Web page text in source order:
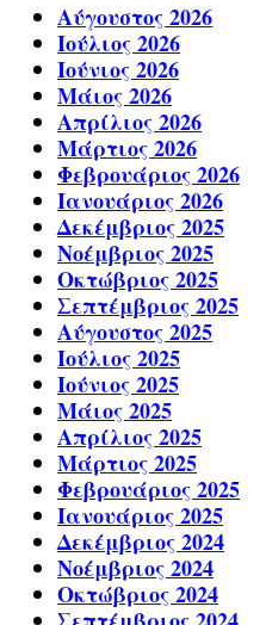
Αύγουστος 2026
Ιούλιος 2026
Ιούνιος 2026
Μάιος 2026
Απρίλιος 2026
Μάρτιος 2026
Φεβρουάριος 2026
Ιανουάριος 2026
Δεκέμβριος 2025
Νοέμβριος 2025
Οκτώβριος 2025
Σεπτέμβριος 2025
Αύγουστος 2025
Ιούλιος 2025
Ιούνιος 2025
Μάιος 2025
Απρίλιος 2025
Μάρτιος 2025
Φεβρουάριος 2025
Ιανουάριος 2025
Δεκέμβριος 2024
Νοέμβριος 2024
Οκτώβριος 2024